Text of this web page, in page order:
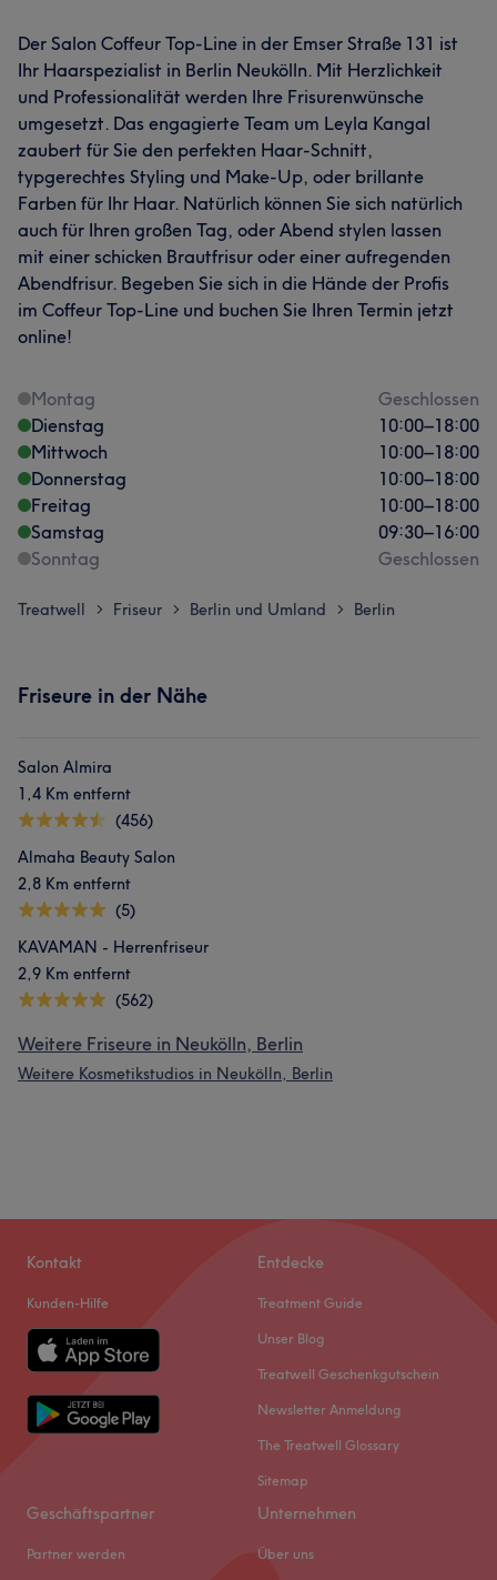
Der Salon Coffeur Top-Line in der Emser Straße 131 ist
Ihr Haarspezialist in Berlin Neukölln. Mit Herzlichkeit
und Professionalität werden Ihre Frisurenwünsche
umgesetzt. Das engagierte Team um Leyla Kangal
zaubert für Sie den perfekten Haar-Schnitt,
typgerechtes Styling und Make-Up, oder brillante
Farben für Ihr Haar. Natürlich können Sie sich natürlich
auch für Ihren großen Tag, oder Abend stylen lassen
mit einer schicken Brautfrisur oder einer aufregenden
Abendfrisur. Begeben Sie sich in die Hände der Profis
im Coffeur Top-Line und buchen Sie Ihren Termin jetzt
online!
Montag
Geschlossen
Dienstag
10:00–18:00
Mittwoch
10:00–18:00
Donnerstag
10:00–18:00
Freitag
10:00–18:00
Samstag
09:30–16:00
Sonntag
Geschlossen
Treatwell > Friseur > Berlin und Umland > Berlin
Friseure in der Nähe
Salon Almira
1,4 Km entfernt
(456)
Almaha Beauty Salon
2,8 Km entfernt
(5)
KAVAMAN - Herrenfriseur
2,9 Km entfernt
(562)
Weitere Friseure in Neukölln, Berlin
Weitere Kosmetikstudios in Neukölln, Berlin
Kontakt
Kunden-Hilfe
Entdecke
Treatment Guide
Unser Blog
Treatwell Geschenkgutschein
Newsletter Anmeldung
The Treatwell Glossary
Sitemap
Geschäftspartner
Partner werden
Unternehmen
Über uns